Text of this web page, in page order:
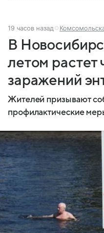
19 часов назад
В
летом растет
заражений
Жителей призывают
профилактические